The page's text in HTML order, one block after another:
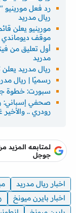
رد فعل مورينيو
ريال مدريد
مورينيو يعلن
موقف ديوماندي
أول تعليق من
مدريد
ريال مدريد
رسميًا | ريال
سبورت: خطوة
صحفي إسباني:
رودري ..
لمتابعه
جوجل
اخبار ريال مدريد
اخبار بايرن ميونخ